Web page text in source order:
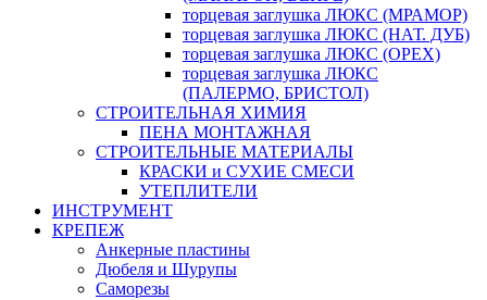
торцевая заглушка ЛЮКС (МРАМОР)
торцевая заглушка ЛЮКС (НАТ. ДУБ)
торцевая заглушка ЛЮКС (ОРЕХ)
торцевая заглушка ЛЮКС
(ПАЛЕРМО, БРИСТОЛ)
СТРОИТЕЛЬНАЯ ХИМИЯ
ПЕНА МОНТАЖНАЯ
СТРОИТЕЛЬНЫЕ МАТЕРИАЛЫ
КРАСКИ и СУХИЕ СМЕСИ
УТЕПЛИТЕЛИ
ИНСТРУМЕНТ
КРЕПЕЖ
Анкерные пластины
Дюбеля и Шурупы
Саморезы